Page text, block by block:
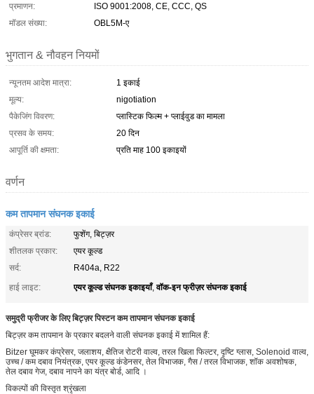
प्रमाणन:
ISO 9001:2008, CE, CCC, QS
मॉडल संख्या:
OBL5M-ए
भुगतान & नौवहन नियमों
न्यूनतम आदेश मात्रा:
1 इकाई
मूल्य:
nigotiation
पैकेजिंग विवरण:
प्लास्टिक फिल्म + प्लाईवुड का मामला
प्रसव के समय:
20 दिन
आपूर्ति की क्षमता:
प्रति माह 100 इकाइयों
वर्णन
कम तापमान संघनक इकाई
कंप्रेसर ब्रांड:
फुशेंग, बिट्ज़र
शीतलक प्रकार:
एयर कूल्ड
सर्द:
R404a, R22
हाई लाइट:
एयर कूल्ड संघनक इकाइयाँ,वॉक-इन फ्रीज़र संघनक इकाई
समुद्री फ्रीजर के लिए बिट्ज़र पिस्टन कम तापमान संघनक इकाई
बिट्ज़र कम तापमान के प्रकार बदलने वाली संघनक इकाई में शामिल हैं:
Bitzer घूमकर कंप्रेसर, जलाशय, क्षैतिज रोटरी वाल्व, तरल खिला फिल्टर, दृष्टि ग्लास, Solenoid वाल्व,
उच्च / कम दबाव नियंत्रक, एयर कूल्ड कंडेनसर, तेल विभाजक, गैस / तरल विभाजक, शॉक अवशोषक,
तेल दबाव गेज, दबाव नापने का यंत्र बोर्ड, आदि ।
विकल्पों की विस्तृत श्रृंखला